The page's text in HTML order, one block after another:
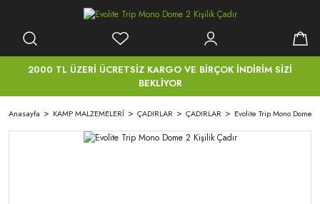
2000 TL ÜZERİ ÜCRETSİZ KARGO VE BİRÇOK İNDİRİM SİZİ
BEKLİYOR
Anasayfa KAMP MALZEMELERİ ÇADIRLAR ÇADIRLAR Evolite Trip Mono Dome